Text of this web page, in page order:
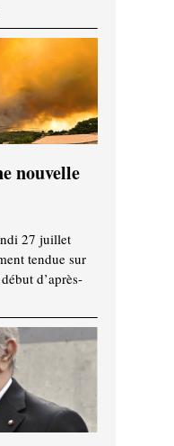
nouvelle
27 juillet
tendue sur
d’après-